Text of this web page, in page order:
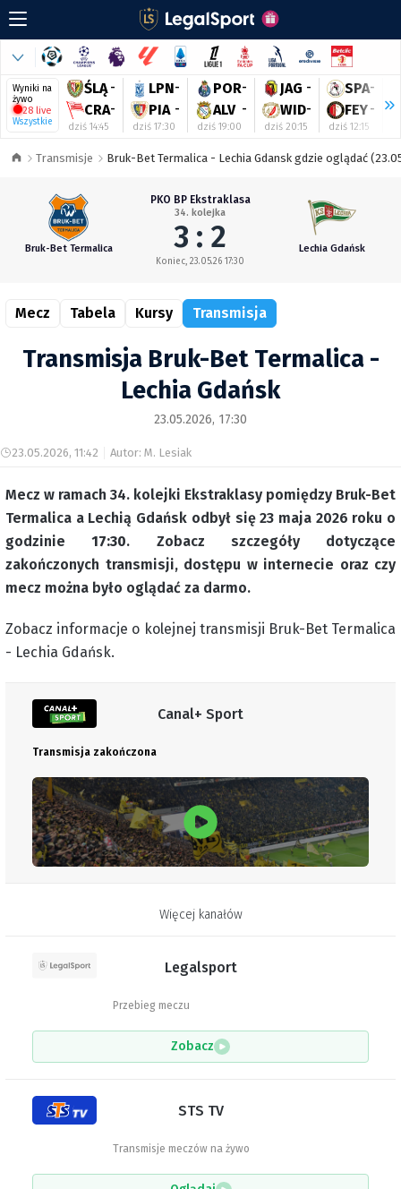
Wyniki na
żywo
28 live
Wszystkie
ŚLĄ -
CRA-
dziś 14:45
LPN-
PIA -
dziś 17:30
POR-
ALV -
dziś 19:00
JAG -
WID-
dziś 20:15
SPA-
FEY-
dziś 12:15
Transmisje Bruk-Bet Termalica - Lechia Gdansk gdzie oglądać
Bruk-Bet Termalica
PKO BP Ekstraklasa
34. kolejka
3 : 2
Koniec, 23.05.26 17:30
Lechia Gdańsk
Mecz Tabela Kursy Transmisja
Transmisja Bruk-Bet Termalica -
Lechia Gdańsk
23.05.2026, 17:30
23.05.2026, 11:42 Autor: M. Lesiak
Mecz w ramach 34. kolejki Ekstraklasy pomiędzy Bruk-Bet
Termalica a Lechią Gdańsk odbył się 23 maja 2026 roku o
godzinie17:30. Zobacz szczegóły dotyczące
zakończonych transmisji, dostępu w internecie oraz czy
mecz można było oglądać za darmo.
Zobacz informacje o kolejnej transmisji Bruk-Bet Termalica
- Lechia Gdańsk.
Canal+ Sport
Transmisja zakończona
Więcej kanałów
Legalsport
Przebieg meczu
Zobacz
STS TV
Transmisje meczów na żywo